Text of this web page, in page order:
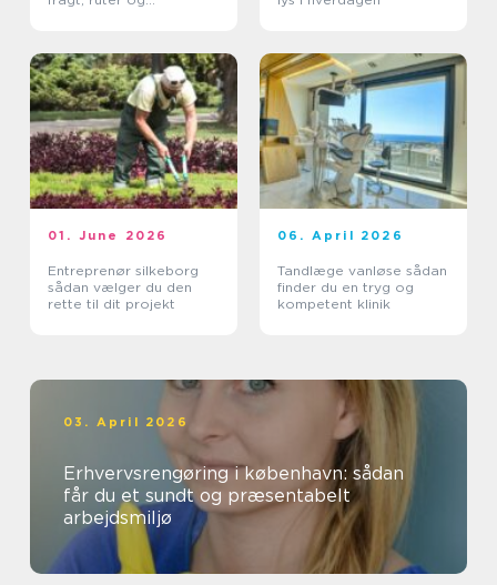
01. June 2026
Entreprenør silkeborg
sådan vælger du den
rette til dit projekt
06. April 2026
Tandlæge vanløse sådan
finder du en tryg og
kompetent klinik
03. April 2026
Erhvervsrengøring i københavn: sådan
får du et sundt og præsentabelt
arbejdsmiljø